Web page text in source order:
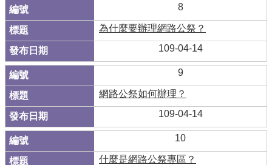
8
為什麼要辦理網路公祭？
109-04-14
9
網路公祭如何辦理？
109-04-14
10
什麼是網路公祭專區？